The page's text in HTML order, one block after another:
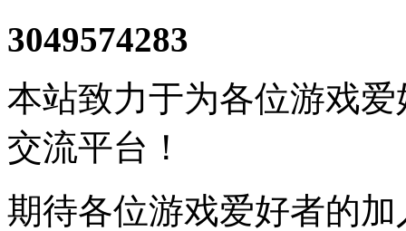
3049574283
本站致力于为各位游戏
交流平台！
期待各位游戏爱好者的加